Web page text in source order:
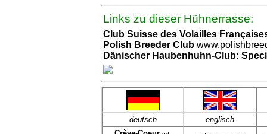
Links zu dieser Hühnerrasse:
Club Suisse des Volailles
Polish Breeder Club
Dänischer Haubenhuhn-Club:
deutsch
englisch